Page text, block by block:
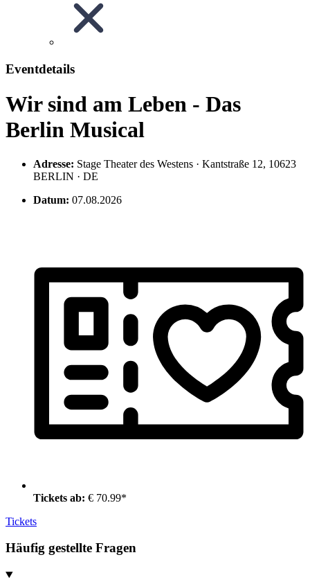
Eventdetails
Wir sind am Leben - Das
Berlin Musical
Adresse: Stage Theater des Westens · Kantstraße 12, 10623
BERLIN · DE
Datum: 07.08.2026
Tickets ab: € 70.99*
Tickets
Häufig gestellte Fragen